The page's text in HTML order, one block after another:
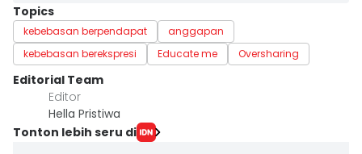
Topics
kebebasan berpendapat
anggapan
kebebasan berekspresi
Educate me Oversharing
Editorial Team
Editor
Hella Pristiwa
Tonton lebih seru di